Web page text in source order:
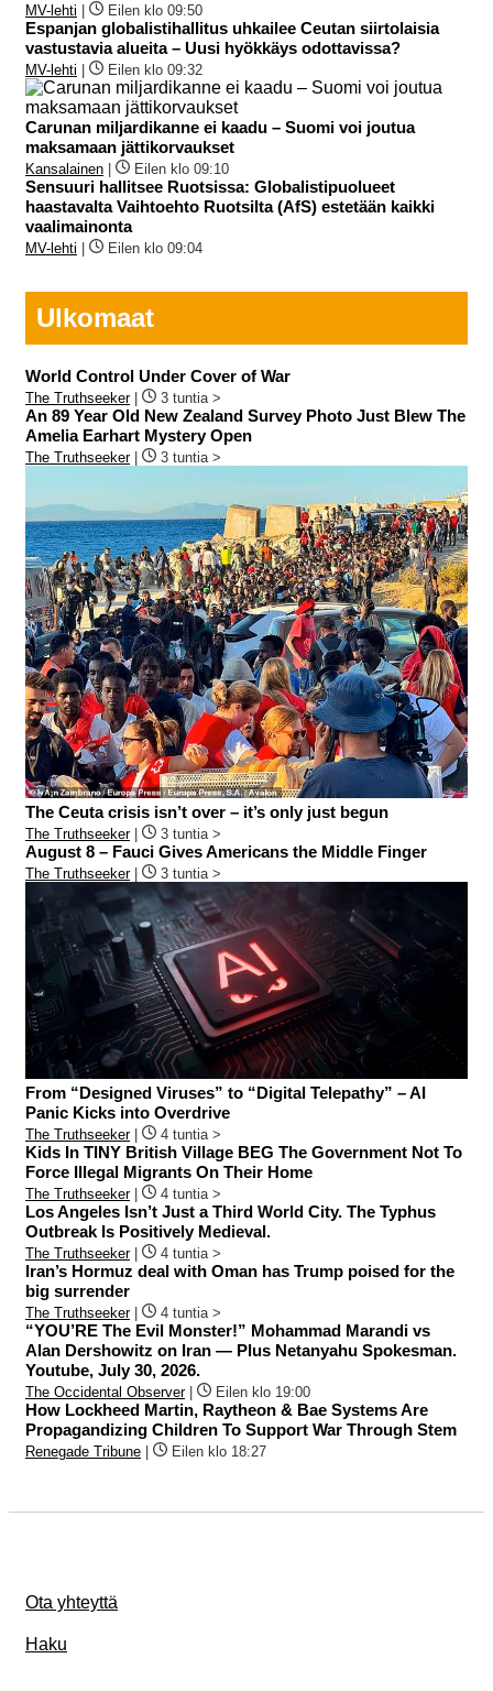
MV-lehti Eilen klo 09:50
Espanjan globalistihallitus uhkailee Ceutan siirtolaisia
vastustavia alueita – Uusi hyökkäys odottavissa?
MV-lehti Eilen klo 09:32
Carunan miljardikanne ei kaadu – Suomi voi joutua
maksamaan jättikorvaukset
Kansalainen Eilen klo 09:10
Sensuuri hallitsee Ruotsissa: Globalistipuolueet
haastavalta Vaihtoehto Ruotsilta (AfS) estetään kaikki
vaalimainonta
MV-lehti Eilen klo 09:04
Ulkomaat
World Control Under Cover of War
The Truthseeker| 3 tuntia >
An 89 Year Old New Zealand Survey Photo Just Blew The
Amelia Earhart Mystery Open
The Truthseeker| 3 tuntia >
The Ceuta crisis isn’t over – it’s only just begun
The Truthseeker| 3 tuntia >
August 8 – Fauci Gives Americans the Middle Finger
The Truthseeker| 3 tuntia >
From “Designed Viruses” to “Digital Telepathy” – AI
Panic Kicks into Overdrive
The Truthseeker| 4 tuntia >
Kids In TINY British Village BEG The Government Not To
Force Illegal Migrants On Their Home
The Truthseeker| 4 tuntia >
Los Angeles Isn’t Just a Third World City. The Typhus
Outbreak Is Positively Medieval.
The Truthseeker| 4 tuntia >
Iran’s Hormuz deal with Oman has Trump poised for the
big surrender
The Truthseeker| 4 tuntia >
“YOU’RE The Evil Monster!” Mohammad Marandi vs
Alan Dershowitz on Iran — Plus Netanyahu Spokesman.
Youtube, July 30, 2026.
The Occidental Observer| Eilen klo 19:00
How Lockheed Martin, Raytheon & Bae Systems Are
Propagandizing Children To Support War Through Stem
Renegade Tribune Eilen klo 18:27
Ota yhteyttä
Haku